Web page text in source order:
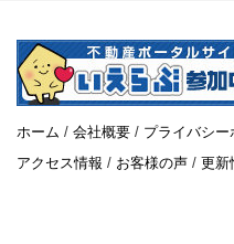
ホーム / 会社概要 / プライバシー
アクセス情報 / お客様の声 / 更新